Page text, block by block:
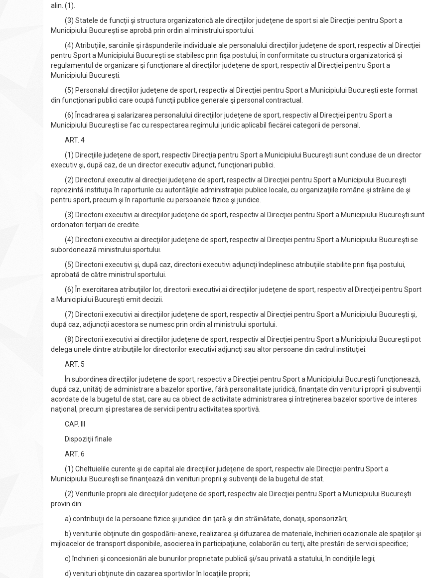
alin. (1).
(3) Statele de funcţii şi structura organizatorică ale direcţiilor judeţene de sport si ale Direcţiei pentru Sport a
Municipiului Bucureşti se aprobă prin ordin al ministrului sportului.
(4) Atribuţiile, sarcinile şi răspunderile individuale ale personalului direcţiilor judeţene de sport, respectiv al Direcţiei
pentru Sport a Municipiului Bucureşti se stabilesc prin fişa postului, în conformitate cu structura organizatorică şi
regulamentul de organizare şi funcţionare al direcţiilor judeţene de sport, respectiv al Direcţiei pentru Sport a
Municipiului Bucureşti.
(5) Personalul direcţiilor judeţene de sport, respectiv al Direcţiei pentru Sport a Municipiului Bucureşti este format
din funcţionari publici care ocupă funcţii publice generale şi personal contractual.
(6) Încadrarea şi salarizarea personalului direcţiilor judeţene de sport, respectiv al Direcţiei pentru Sport a
Municipiului Bucureşti se fac cu respectarea regimului juridic aplicabil fiecărei categorii de personal.
ART. 4
(1) Direcţiile judeţene de sport, respectiv Direcţia pentru Sport a Municipiului Bucureşti sunt conduse de un director
executiv şi, după caz, de un director executiv adjunct, funcţionari publici.
(2) Directorul executiv al direcţiei judeţene de sport, respectiv al Direcţiei pentru Sport a Municipiului Bucureşti
reprezintă instituţia în raporturile cu autorităţile administraţiei publice locale, cu organizaţiile române şi străine de şi
pentru sport, precum şi în raporturile cu persoanele fizice şi juridice.
(3) Directorii executivi ai direcţiilor judeţene de sport, respectiv al Direcţiei pentru Sport a Municipiului Bucureşti sunt
ordonatori terţiari de credite.
(4) Directorii executivi ai direcţiilor judeţene de sport, respectiv al Direcţiei pentru Sport a Municipiului Bucureşti se
subordonează ministrului sportului.
(5) Directorii executivi şi, după caz, directorii executivi adjuncţi îndeplinesc atribuţiile stabilite prin fişa postului,
aprobată de către ministrul sportului.
(6) În exercitarea atribuţiilor lor, directorii executivi ai direcţiilor judeţene de sport, respectiv al Direcţiei pentru Sport
a Municipiului Bucureşti emit decizii.
(7) Directorii executivi ai direcţiilor judeţene de sport, respectiv al Direcţiei pentru Sport a Municipiului Bucureşti şi,
după caz, adjuncţii acestora se numesc prin ordin al ministrului sportului.
(8) Directorii executivi ai direcţiilor judeţene de sport, respectiv al Direcţiei pentru Sport a Municipiului Bucureşti pot
delega unele dintre atribuţiile lor directorilor executivi adjuncţi sau altor persoane din cadrul instituţiei.
ART. 5
În subordinea direcţiilor judeţene de sport, respectiv a Direcţiei pentru Sport a Municipiului Bucureşti funcţionează,
după caz, unităţi de administrare a bazelor sportive, fără personalitate juridică, finanţate din venituri proprii şi subvenţii
acordate de la bugetul de stat, care au ca obiect de activitate administrarea şi întreţinerea bazelor sportive de interes
naţional, precum şi prestarea de servicii pentru activitatea sportivă.
CAP. III
Dispoziţii finale
ART. 6
(1) Cheltuielile curente şi de capital ale direcţiilor judeţene de sport, respectiv ale Direcţiei pentru Sport a
Municipiului Bucureşti se finanţează din venituri proprii şi subvenţii de la bugetul de stat.
(2) Veniturile proprii ale direcţiilor judeţene de sport, respectiv ale Direcţiei pentru Sport a Municipiului Bucureşti
provin din:
a) contribuţii de la persoane fizice şi juridice din ţară şi din străinătate, donaţii, sponsorizări;
b) veniturile obţinute din gospodării-anexe, realizarea şi difuzarea de materiale, închirieri ocazionale ale spaţiilor şi
mijloacelor de transport disponibile, asocierea în participaţiune, colaborări cu terţi, alte prestări de servicii specifice;
c) închirieri şi concesionări ale bunurilor proprietate publică şi/sau privată a statului, în condiţiile legii;
d) venituri obţinute din cazarea sportivilor în locaţiile proprii;